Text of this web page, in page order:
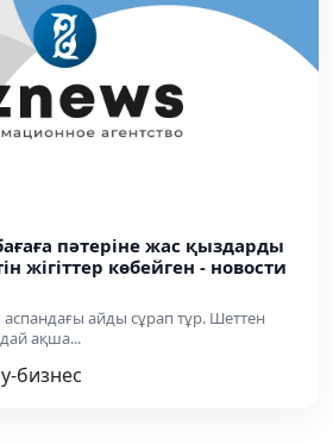
пәтеріне жас қыздарды
жігіттер көбейген - новости
айды сұрап тұр. Шеттен
ақша...
бизнес